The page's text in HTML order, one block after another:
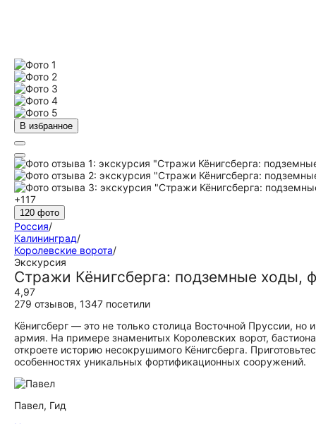
В избранное
+117
120 фото
Россия/
Калининград/
Королевские ворота/
Экскурсия
Стражи Кёнигсберга: подземные ходы,
4,97
279 отзывов, 1347 посетили
Кёнигсберг — это не только столица Восточной Пруссии,
армия. На примере знаменитых Королевских ворот,
откроете историю несокрушимого Кёнигсберга.
особенностях уникальных фортификационных сооружений.
Павел, Гид